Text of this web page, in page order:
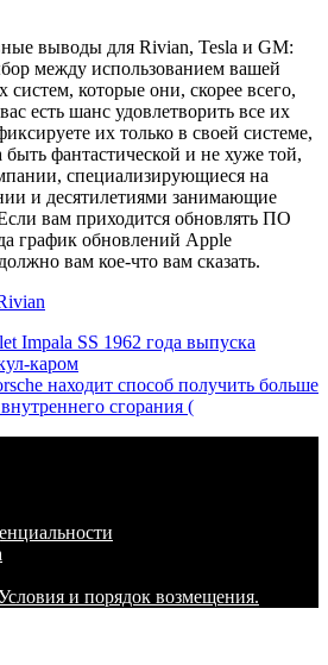
выводы для Rivian, Tesla и GM:
между использованием вашей
которые они, скорее всего,
есть шанс удовлетворить все их
их только в своей системе,
фантастической и не хуже той,
специализирующиеся на
и десятилетиями занимающие
вам приходится обновлять ПО
график обновлений Apple
вам кое-что вам сказать.
Impala SS 1962 года выпуска
каром
находит способ получить больше
сгорания (
и порядок возмещения.